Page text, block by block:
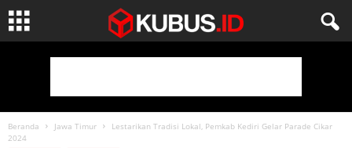
Beranda Jawa Timur
Lestarikan Tradisi Lokal, Pemkab Kediri Gelar Parade Cikar
2024